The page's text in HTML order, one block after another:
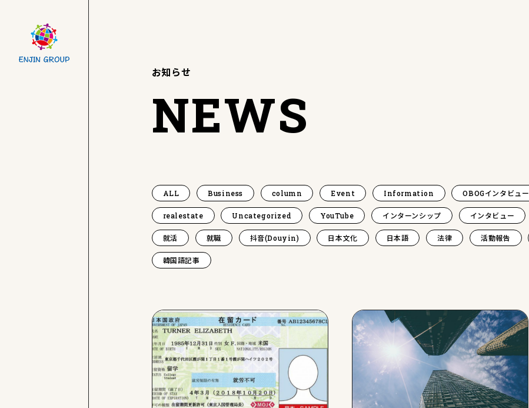
お知らせ
NEWS
ALL Business column Event Information OBOGインタビュー
realestate Uncategorized YouTube インターンシップ インタビュー
就活 就職 抖音(Douyin) 日本文化 日本語 法律 活動報告
韓国語記事